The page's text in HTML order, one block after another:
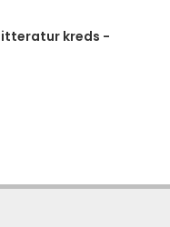
kreds -